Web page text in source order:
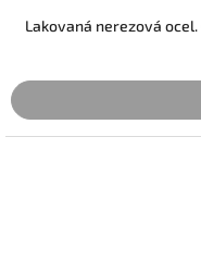
Lakovaná nerezová